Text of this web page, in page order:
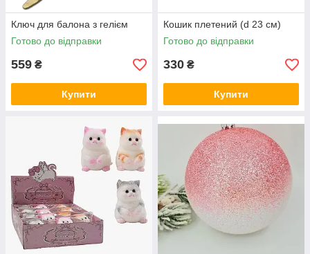
Ключ для балона з гелієм
Готово до відправки
559 ₴
Купити
Кошик плетений (d 23 см)
Готово до відправки
330 ₴
Купити